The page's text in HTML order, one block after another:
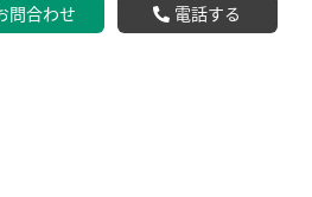
問合わせ 電話する